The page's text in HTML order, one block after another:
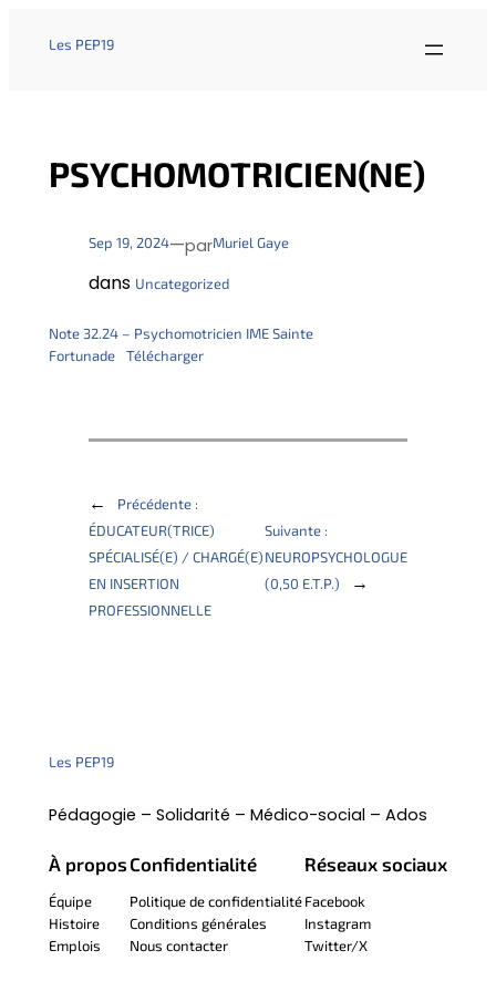
Les PEP19
PSYCHOMOTRICIEN(NE)
Sep 19, 2024—parMuriel Gaye
dans Uncategorized
Note 32.24 – Psychomotricien IME Sainte
Fortunade
Télécharger
←
Précédente :
ÉDUCATEUR(TRICE)
SPÉCIALISÉ(E) / CHARGÉ(E)
EN INSERTION
PROFESSIONNELLE
Suivante :
NEUROPSYCHOLOGUE
(0,50 E.T.P.)
→
Les PEP19
Pédagogie – Solidarité – Médico-social – Ados
À propos
Équipe
Histoire
Emplois
Confidentialité
Politique de confidentialité
Conditions générales
Nous contacter
Réseaux sociaux
Facebook
Instagram
Twitter/X